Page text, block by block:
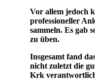
Vor allem jedoch
professioneller
sammeln. Es gab
zu üben.
Insgesamt fand
nicht zuletzt die
Krk